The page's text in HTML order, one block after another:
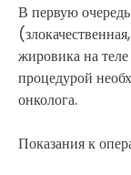
В первую
жировика на
процедурой
онколога.
Показания к